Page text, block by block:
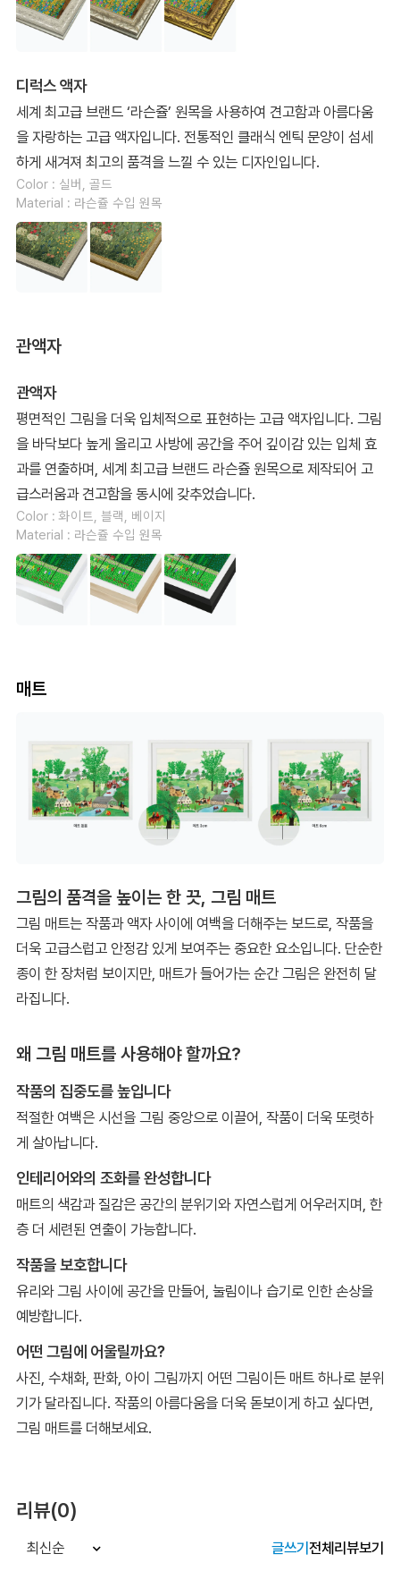
디럭스 액자
세계 최고급 브랜드 ‘라슨쥴’ 원목을 사용하여 견고함과 아름다움
을 자랑하는 고급 액자입니다. 전통적인 클래식 엔틱 문양이 섬세
하게 새겨져 최고의 품격을 느낄 수 있는 디자인입니다.
Color : 실버, 골드
Material : 라슨쥴 수입 원목
관액자
관액자
평면적인 그림을 더욱 입체적으로 표현하는 고급 액자입니다. 그림
을 바닥보다 높게 올리고 사방에 공간을 주어 깊이감 있는 입체 효
과를 연출하며, 세계 최고급 브랜드 라슨쥴 원목으로 제작되어 고
급스러움과 견고함을 동시에 갖추었습니다.
Color : 화이트, 블랙, 베이지
Material : 라슨쥴 수입 원목
매트
그림의 품격을 높이는 한 끗, 그림 매트
그림 매트는 작품과 액자 사이에 여백을 더해주는 보드로, 작품을
더욱 고급스럽고 안정감 있게 보여주는 중요한 요소입니다. 단순한
종이 한 장처럼 보이지만, 매트가 들어가는 순간 그림은 완전히 달
라집니다.
왜 그림 매트를 사용해야 할까요?
작품의 집중도를 높입니다
적절한 여백은 시선을 그림 중앙으로 이끌어, 작품이 더욱 또렷하
게 살아납니다.
인테리어와의 조화를 완성합니다
매트의 색감과 질감은 공간의 분위기와 자연스럽게 어우러지며, 한
층 더 세련된 연출이 가능합니다.
작품을 보호합니다
유리와 그림 사이에 공간을 만들어, 눌림이나 습기로 인한 손상을
예방합니다.
어떤 그림에 어울릴까요?
사진, 수채화, 판화, 아이 그림까지 어떤 그림이든 매트 하나로 분위
기가 달라집니다. 작품의 아름다움을 더욱 돋보이게 하고 싶다면,
그림 매트를 더해보세요.
리뷰(0)
최신순 글쓰기전체리뷰보기